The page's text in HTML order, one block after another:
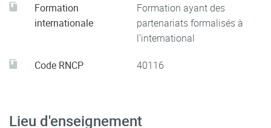
Formation
internationale
Formation ayant des
partenariats formalisés à
l’international
Code RNCP 40116
Lieu d'enseignement